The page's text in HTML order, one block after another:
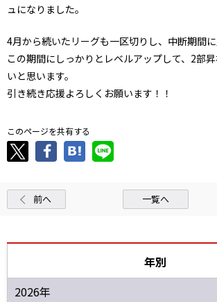
ュになりました。
4月から続いたリーグも一区切りし、中断期間に
この期間にしっかりとレベルアップして、2部
いと思います。
引き続き応援よろしくお願います！！
このページを共有する
前へ 一覧へ
年別
2026年